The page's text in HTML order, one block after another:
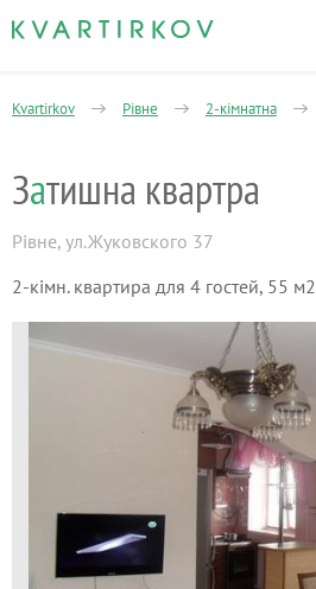
Kvartirkov Рівне 2-кімнатна
Затишна квартра
Рівне, ул.Жуковского 37
2-кімн. квартира для 4 гостей, 55 м2